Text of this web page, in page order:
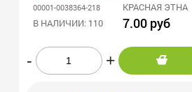
00001-0038364-218
КРАСНАЯ ЭТНА
В НАЛИЧИИ: 110
7.00 руб
- +